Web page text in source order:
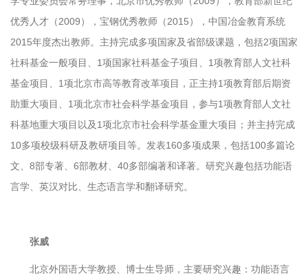
优秀人才（2009），宝钢优秀教师（2015），中国冶金教育系统
2015年度杰出教师。主持完成多项国家及省部级课题，包括2项国家
社科基金一般项目、1项国家社科基金子项目、1项教育部人文社科
基金项目、1项北京市高等教育改革项目，正主持1项教育部后期资
助重大项目、1项北京市社会科学基金项目，参与1项教育部人文社
科基地重大项目以及1项北京市社会科学基金重大项目；并主持完成
10多项校级科研及教研项目等。发表160多项成果，包括100多篇论
文、8部专著、6部教材、40多部编著和译著。研究兴趣包括功能语
言学、英汉对比、生态语言学和翻译研究。
张威
北京外国语大学教授、博士生导师，主要研究兴趣：功能语言